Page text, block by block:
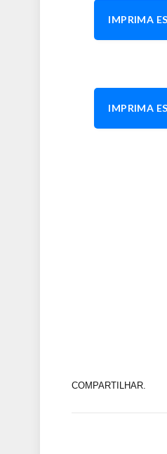
IMPRIMA
IMPRIMA
COMPARTILHAR.